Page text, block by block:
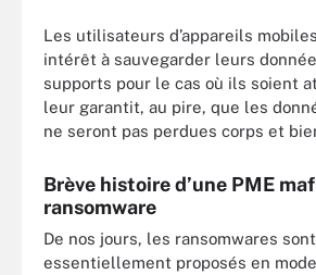
Les utilisateurs d’appareils
intérêt à sauvegarder leurs
supports pour le cas où ils soient
leur garantit, au pire, que les
ne seront pas perdues corps et
Brève histoire d’une PME
ransomware
De nos jours, les ransomwares sont
essentiellement proposés en